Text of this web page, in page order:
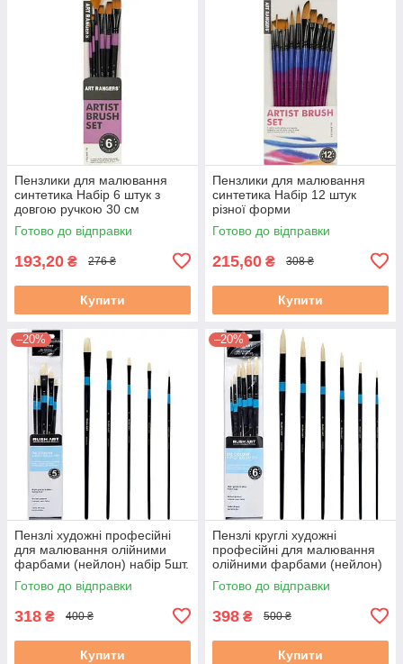
Пензлики для малювання
синтетика Набір 6 штук з
довгою ручкою 30 см
(2,2,3,6,6,10)
Готово до відправки
193,20 ₴ 276 ₴
Купити
Пензлики для малювання
синтетика Набір 12 штук
різної форми
(1,2,3,4,5,6,7,8,9,10,11,12)
Готово до відправки
215,60 ₴ 308 ₴
Купити
–20%
Пензлі художні професійні
для малювання олійними
фарбами (нейлон) набір 5шт.
(№ 6,4,2,2,2)
Готово до відправки
318 ₴ 400 ₴
Купити
–20%
Пензлі круглі художні
професійні для малювання
олійними фарбами (нейлон)
набір 6шт. (№ 2,4,6,8,10,12)
Готово до відправки
398 ₴ 500 ₴
Купити